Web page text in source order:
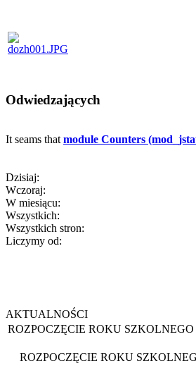
Odwiedzających
It seams thatmodule Counters
Dzisiaj:
Wczoraj:
W miesiącu:
Wszystkich:
Wszystkich stron:
Liczymy od:
AKTUALNOŚCI
ROZPOCZĘCIE ROKU SZKOLNEGO
ROZPOCZĘCIE ROKU